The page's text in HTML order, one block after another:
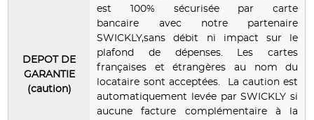
DEPOT DE
GARANTIE
(caution)
est 100% sécurisée par carte
bancaire avec notre partenaire
SWICKLY,sans débit ni impact sur le
plafond de dépenses. Les cartes
françaises et étrangères au nom du
locataire sont acceptées. La caution est
automatiquement levée par SWICKLY si
aucune facture complémentaire à la